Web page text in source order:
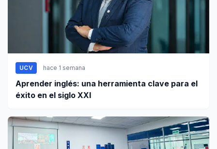
UCV hace 1 semana
Aprender inglés: una herramienta clave para el
éxito en el siglo XXI